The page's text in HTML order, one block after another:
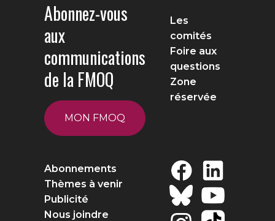
Abonnez-vous
aux
communications
de la FMOQ
MON FMOQ
Les
comités
Foire aux
questions
Zone
réservée
Abonnements
Thèmes à venir
Publicité
Nous joindre